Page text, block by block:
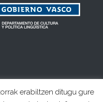
erabiltzen ditugu gure